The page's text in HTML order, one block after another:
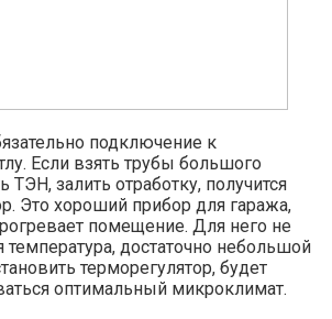
подключение к
Если взять трубы большого
ТЭН, залить отработку, получится
Это хороший прибор для гаража,
помещение. Для него не
температура, достаточно небольшой
терморегулятор, будет
оптимальный микроклимат.